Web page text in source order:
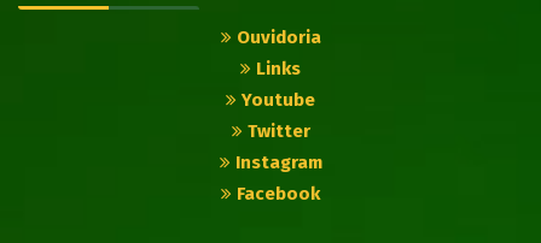
Ouvidoria
Links
Youtube
Twitter
Instagram
Facebook